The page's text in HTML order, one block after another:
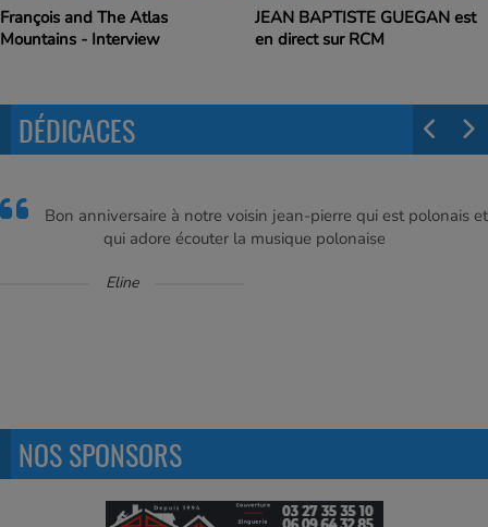
François and The Atlas
Mountains - Interview
JEAN BAPTISTE GUEGAN est
en direct sur RCM
DÉDICACES
Bon anniversaire à notre voisin jean-pierre qui est polonais et
qui adore écouter la musique polonaise
Eline
NOS SPONSORS